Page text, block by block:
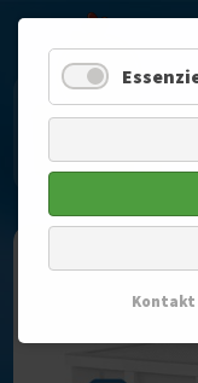
Navigation
überspringen
Kontakt